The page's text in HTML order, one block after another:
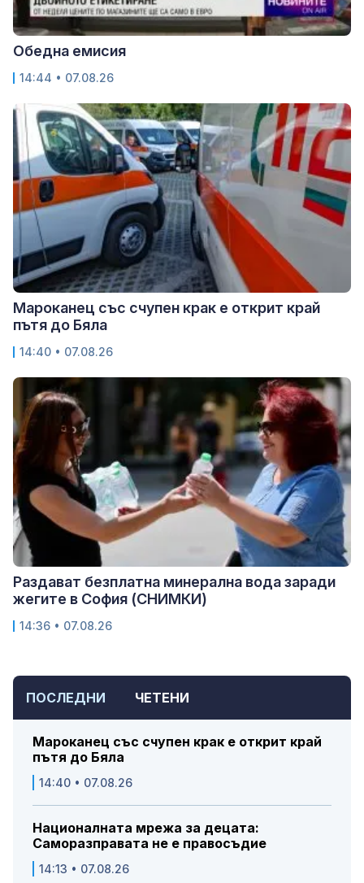
ПОСЛЕДНИ ЧЕТЕНИ
Мароканец със счупен крак е открит край
пътя до Бяла
14:40 • 07.08.26
Националната мрежа за децата:
Саморазправата не е правосъдие
14:13 • 07.08.26
Обедна емисия
14:44 • 07.08.26
Мароканец със счупен крак е открит край
пътя до Бяла
14:40 • 07.08.26
Раздават безплатна минерална вода заради
жегите в София (СНИМКИ)
14:36 • 07.08.26